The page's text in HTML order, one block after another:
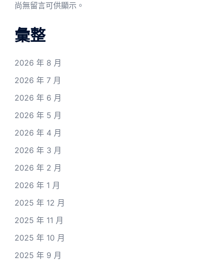
尚無留言可供顯示。
彙整
2026 年 8 月
2026 年 7 月
2026 年 6 月
2026 年 5 月
2026 年 4 月
2026 年 3 月
2026 年 2 月
2026 年 1 月
2025 年 12 月
2025 年 11 月
2025 年 10 月
2025 年 9 月